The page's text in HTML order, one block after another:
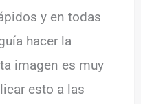
y en todas
hacer la
imagen es muy
esto a las